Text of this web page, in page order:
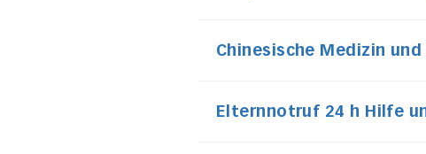
Chinesische Medizin
Elternnotruf 24 h Hilfe